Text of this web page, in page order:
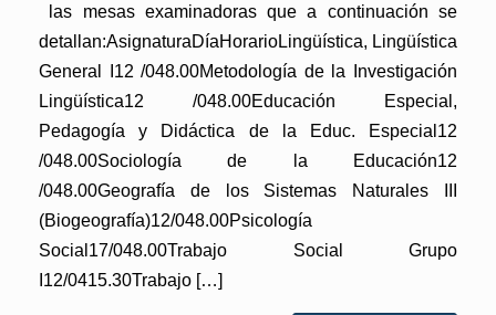
las mesas examinadoras que a continuación se
detallan:AsignaturaDíaHorarioLingüística, Lingüística
General I12 /048.00Metodología de la Investigación
Lingüística12 /048.00Educación Especial,
Pedagogía y Didáctica de la Educ. Especial12
/048.00Sociología de la Educación12
/048.00Geografía de los Sistemas Naturales III
(Biogeografía)12/048.00Psicología
Social17/048.00Trabajo Social Grupo
I12/0415.30Trabajo […]